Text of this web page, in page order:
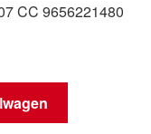
CC 9656221480